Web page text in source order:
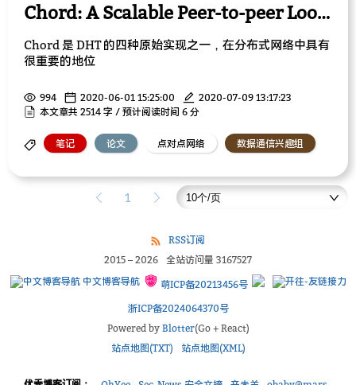
Chord: A Scalable Peer-to-peer Lookup Service for Internet Applications
Chord 是 DHT 的四种原始实现之一，在分布式网络中具有
很重要的地位
994 2020-06-01 15:25:00
2020-07-09 13:17:23
本文章共 2514 字 / 预计阅读时间 6 分
笔记 论文 点对点网络 数据通信兴趣组
1
RSS订阅
2015 – 2026 全站访问量 3167527
中文博客导航
萌ICP备20213456号
浙ICP备2024064370号
Powered by Blotter(Go + React)
站点地图(TXT)
站点地图(XML)